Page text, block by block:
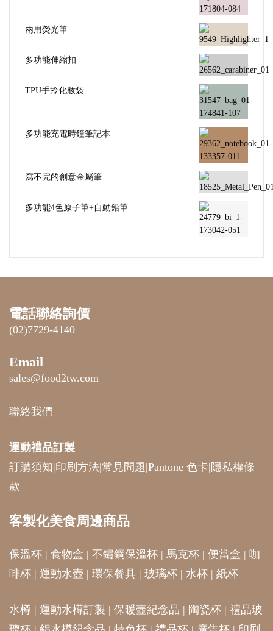
兩用熒光筆
多功能伸縮扣
TPU手拎化妝袋
多功能充電時鐘筆記本
寫不完的創意金屬筆
多功能4色原子筆+自動鉛筆
電話聯絡詢價
(02)7729-4140
Email
sales@food2tw.com
聯絡我們
運動禮品訂製
訂購須知|印刷方法|常見問題|Pantone 色卡| 隱私權條
款
客製化美食周邊商品
保溫杯 | 食物盒 | 不鏽鋼保溫杯 | 馬克杯 | 便當盒 | 咖
啡杯 | 運動水壺 | 環保餐具 | 玻璃杯 | 水杯 | 紙杯
水樽 | 運動水樽訂製 | 保暖壺紀念品 | 陶瓷杯 | 禮品玻